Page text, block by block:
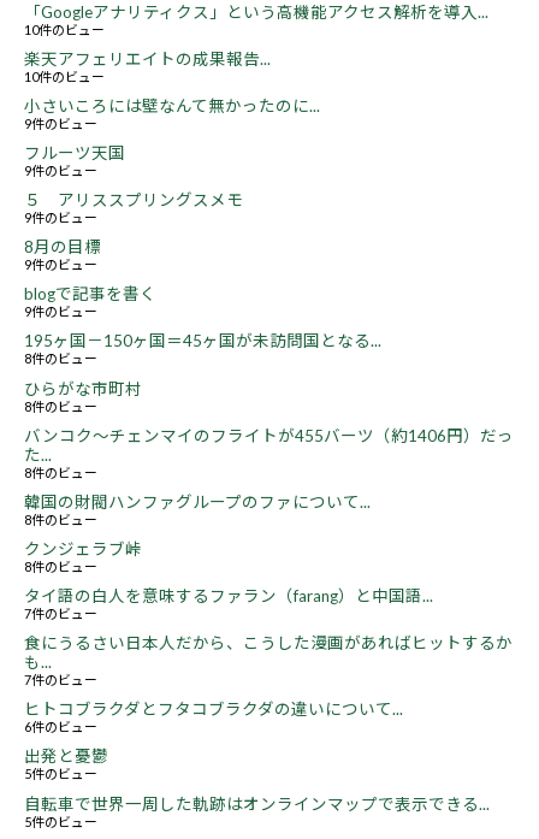
「Googleアナリティクス」という高機能アクセス解析を導入...
10件のビュー
楽天アフェリエイトの成果報告...
10件のビュー
小さいころには壁なんて無かったのに...
9件のビュー
フルーツ天国
9件のビュー
５ アリススプリングスメモ
9件のビュー
8月の目標
9件のビュー
blogで記事を書く
9件のビュー
195ヶ国－150ヶ国＝45ヶ国が未訪問国となる...
8件のビュー
ひらがな市町村
8件のビュー
バンコク～チェンマイのフライトが455バーツ（約1406円）だっ
た...
8件のビュー
韓国の財閥ハンファグループのファについて...
8件のビュー
クンジェラブ峠
8件のビュー
タイ語の白人を意味するファラン（farang）と中国語...
7件のビュー
食にうるさい日本人だから、こうした漫画があればヒットするか
も...
7件のビュー
ヒトコブラクダとフタコブラクダの違いについて...
6件のビュー
出発と憂鬱
5件のビュー
自転車で世界一周した軌跡はオンラインマップで表示できる...
5件のビュー